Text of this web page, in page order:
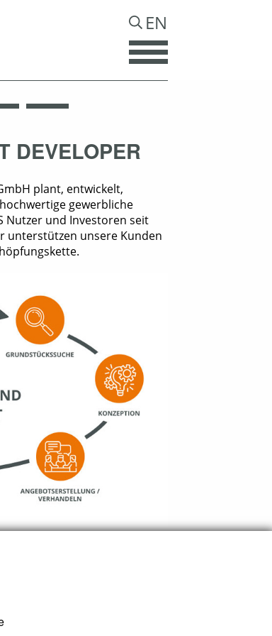
EN
DEVELOPER
plant, entwickelt,
gewerbliche
Nutzer und Investoren seit
unterstützen unsere Kunden
im Auftrag von Nutzern
Finanzierung bis zur